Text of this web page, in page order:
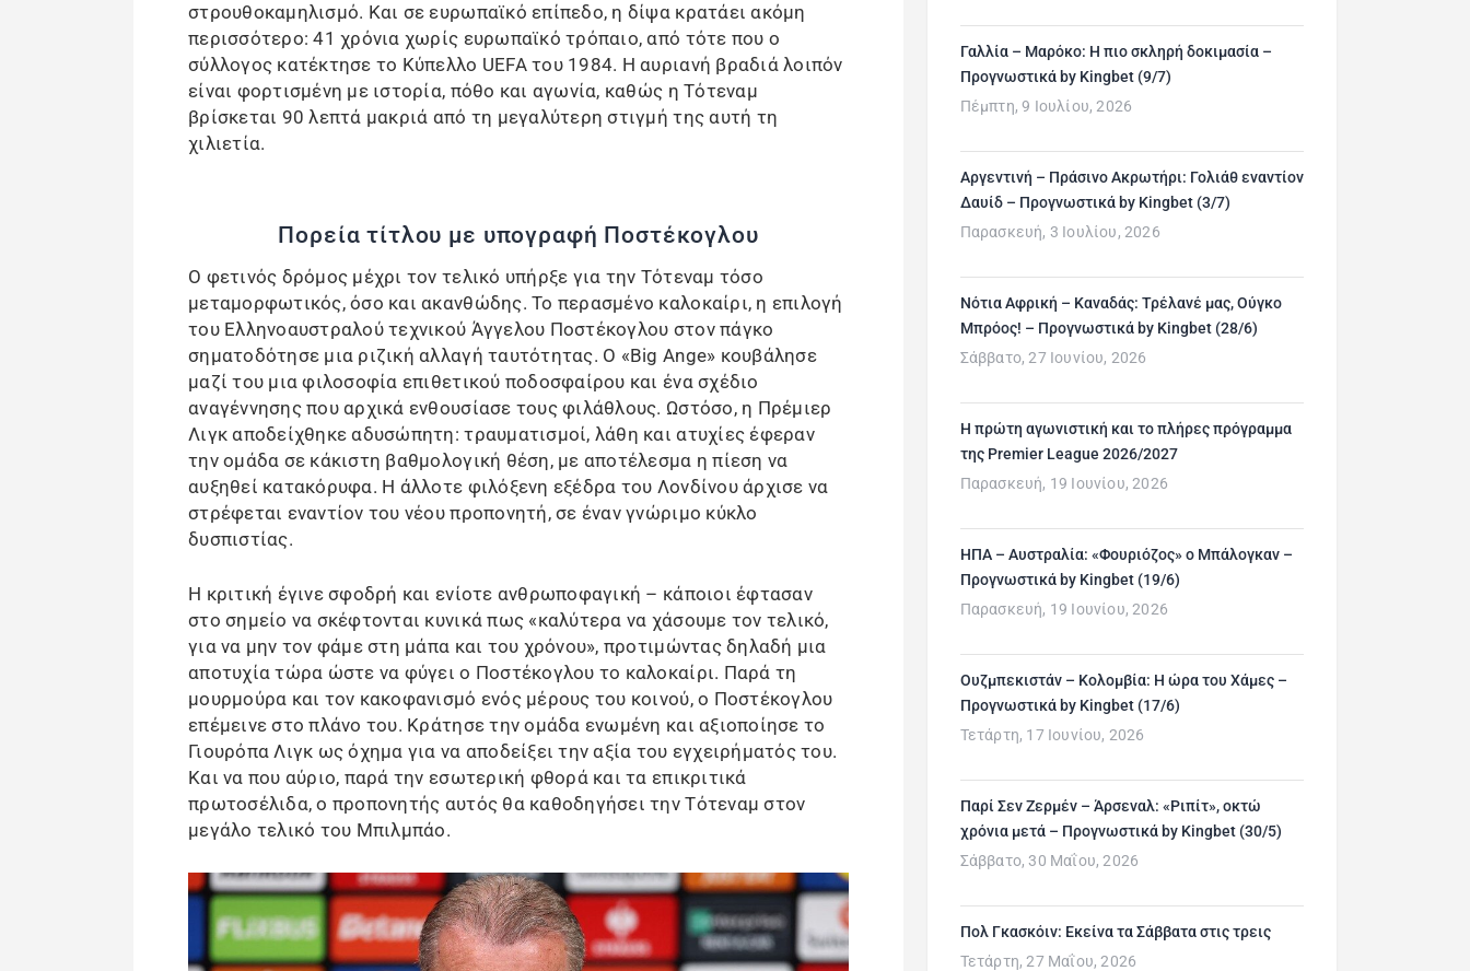
στρουθοκαμηλισμό. Και σε ευρωπαϊκό επίπεδο, η δίψα κρατάει ακόμη
περισσότερο: 41 χρόνια χωρίς ευρωπαϊκό τρόπαιο, από τότε που ο
σύλλογος κατέκτησε το Κύπελλο UEFA του 1984. Η αυριανή βραδιά λοιπόν
είναι φορτισμένη με ιστορία, πόθο και αγωνία, καθώς η Τότεναμ
βρίσκεται 90 λεπτά μακριά από τη μεγαλύτερη στιγμή της αυτή τη
χιλιετία.
Πορεία τίτλου με υπογραφή Ποστέκογλου
Ο φετινός δρόμος μέχρι τον τελικό υπήρξε για την Τότεναμ τόσο
μεταμορφωτικός, όσο και ακανθώδης. Το περασμένο καλοκαίρι, η επιλογή
του Ελληνοαυστραλού τεχνικού Άγγελου Ποστέκογλου στον πάγκο
σηματοδότησε μια ριζική αλλαγή ταυτότητας. Ο «Big Ange» κουβάλησε
μαζί του μια φιλοσοφία επιθετικού ποδοσφαίρου και ένα σχέδιο
αναγέννησης που αρχικά ενθουσίασε τους φιλάθλους. Ωστόσο, η Πρέμιερ
Λιγκ αποδείχθηκε αδυσώπητη: τραυματισμοί, λάθη και ατυχίες έφεραν
την ομάδα σε κάκιστη βαθμολογική θέση, με αποτέλεσμα η πίεση να
αυξηθεί κατακόρυφα. Η άλλοτε φιλόξενη εξέδρα του Λονδίνου άρχισε να
στρέφεται εναντίον του νέου προπονητή, σε έναν γνώριμο κύκλο
δυσπιστίας.
Η κριτική έγινε σφοδρή και ενίοτε ανθρωποφαγική – κάποιοι έφτασαν
στο σημείο να σκέφτονται κυνικά πως «καλύτερα να χάσουμε τον τελικό,
για να μην τον φάμε στη μάπα και του χρόνου», προτιμώντας δηλαδή μια
αποτυχία τώρα ώστε να φύγει ο Ποστέκογλου το καλοκαίρι. Παρά τη
μουρμούρα και τον κακοφανισμό ενός μέρους του κοινού, ο Ποστέκογλου
επέμεινε στο πλάνο του. Κράτησε την ομάδα ενωμένη και αξιοποίησε το
Γιουρόπα Λιγκ ως όχημα για να αποδείξει την αξία του εγχειρήματός του.
Και να που αύριο, παρά την εσωτερική φθορά και τα επικριτικά
πρωτοσέλιδα, ο προπονητής αυτός θα καθοδηγήσει την Τότεναμ στον
μεγάλο τελικό του Μπιλμπάο.
Γαλλία – Μαρόκο: Η πιο σκληρή δοκιμασία –
Προγνωστικά by Kingbet (9/7)
Πέμπτη, 9 Ιουλίου, 2026
Αργεντινή – Πράσινο Ακρωτήρι: Γολιάθ εναντίον
Δαυίδ – Προγνωστικά by Kingbet (3/7)
Παρασκευή, 3 Ιουλίου, 2026
Νότια Αφρική – Καναδάς: Τρέλανέ μας, Ούγκο
Μπρόος! – Προγνωστικά by Kingbet (28/6)
Σάββατο, 27 Ιουνίου, 2026
H πρώτη αγωνιστική και το πλήρες πρόγραμμα
της Premier League 2026/2027
Παρασκευή, 19 Ιουνίου, 2026
ΗΠΑ – Αυστραλία: «Φουριόζος» ο Μπάλογκαν –
Προγνωστικά by Kingbet (19/6)
Παρασκευή, 19 Ιουνίου, 2026
Ουζμπεκιστάν – Κολομβία: Η ώρα του Χάμες –
Προγνωστικά by Kingbet (17/6)
Τετάρτη, 17 Ιουνίου, 2026
Παρί Σεν Ζερμέν – Άρσεναλ: «Ριπίτ», οκτώ
χρόνια μετά – Προγνωστικά by Kingbet (30/5)
Σάββατο, 30 Μαΐου, 2026
Πολ Γκασκόιν: Εκείνα τα Σάββατα στις τρεις
Τετάρτη, 27 Μαΐου, 2026